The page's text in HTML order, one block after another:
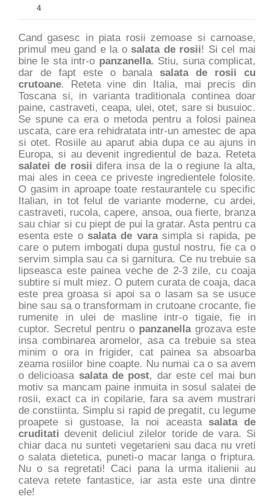
4
Cand gasesc in piata rosii zemoase si carnoase,
primul meu gand e la osalata de rosii! Si cel mai
bine le sta intr-o panzanella. Stiu, suna complicat,
dar de fapt este o banalasalata de rosii cu
crutoane. Reteta vine din Italia, mai precis din
Toscana si, in varianta traditionala continea doar
paine, castraveti, ceapa, ulei, otet, sare si busuioc.
Se spune ca era o metoda pentru a folosi painea
uscata, care era rehidratata intr-un amestec de apa
si otet. Rosiile au aparut abia dupa ce au ajuns in
Europa, si au devenit ingredientul de baza. Reteta
salatei de rosii difera insa de la o regiune la alta,
mai ales in ceea ce priveste ingredientele folosite.
O gasim in aproape toate restaurantele cu specific
Italian, in tot felul de variante moderne, cu ardei,
castraveti, rucola, capere, ansoa, oua fierte, branza
sau chiar si cu piept de pui la gratar. Asta pentru ca
esenta este osalata de varasimpla si rapida, pe
care o putem imbogati dupa gustul nostru, fie ca o
servim simpla sau ca si garnitura. Ce nu trebuie sa
lipseasca este painea veche de 2-3 zile, cu coaja
subtire si mult miez. O putem curata de coaja, daca
este prea groasa si apoi sa o lasam sa se usuce
bine sau sa o transformam in crutoane crocante, fie
rumenite in ulei de masline intr-o tigaie, fie in
cuptor. Secretul pentru o panzanella grozava este
insa combinarea aromelor, asa ca trebuie sa stea
minim o ora in frigider, cat painea sa absoarba
zeama rosiilor bine coapte. Nu numai ca o sa avem
o delicioasa salata de post, dar este cel mai bun
motiv sa mancam paine inmuita in sosul salatei de
rosii, exact ca in copilarie, fara sa avem mustrari
de constiinta. Simplu si rapid de pregatit, cu legume
proapete si gustoase, la noi aceasta salata de
cruditati devenit deliciul zilelor toride de vara. Si
chiar daca nu sunteti vegetarieni sau daca nu vreti
o salata dietetica, puneti-o macar langa o friptura.
Nu o sa regretati! Caci pana la urma italienii au
cateva retete fantastice, iar asta este una dintre
ele!